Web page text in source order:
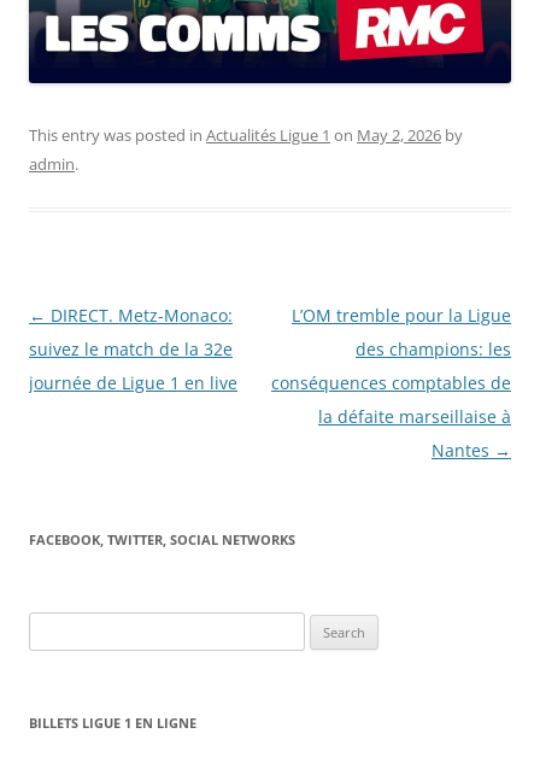
This entry was posted in Actualités Ligue 1 on May 2, 2026 by
admin.
Post
navigation
← DIRECT. Metz-Monaco:
suivez le match de la 32e
journée de Ligue 1 en live
L’OM tremble pour la Ligue
des champions: les
conséquences comptables de
la défaite marseillaise à
Nantes →
FACEBOOK, TWITTER, SOCIAL NETWORKS
for:
BILLETS LIGUE 1 EN LIGNE